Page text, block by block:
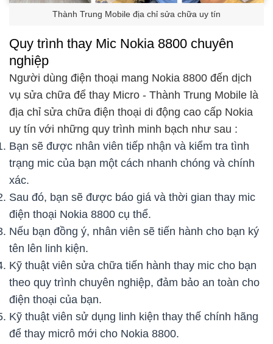
Thành Trung Mobile địa chỉ sửa chữa uy tín
Quy trình thay Mic Nokia 8800 chuyên
nghiệp
Người dùng điện thoại mang Nokia 8800 đến dịch
vụ sửa chữa để thay Micro - Thành Trung Mobile là
địa chỉ sửa chữa điện thoại di động cao cấp Nokia
uy tín với những quy trình minh bạch như sau :
Bạn sẽ được nhân viên tiếp nhận và kiểm tra tình
trạng mic của bạn một cách nhanh chóng và chính
xác.
Sau đó, bạn sẽ được báo giá và thời gian thay mic
điện thoại Nokia 8800 cụ thể.
Nếu bạn đồng ý, nhân viên sẽ tiến hành cho bạn ký
tên lên linh kiện.
Kỹ thuật viên sửa chữa tiến hành thay mic cho bạn
theo quy trình chuyên nghiệp, đảm bảo an toàn cho
điện thoại của bạn.
Kỹ thuật viên sử dụng linh kiện thay thế chính hãng
để thay micrô mới cho Nokia 8800.